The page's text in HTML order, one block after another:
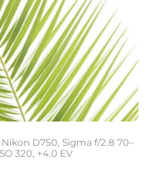
D750, Sigma f/2.8 70–
320, +4.0 EV